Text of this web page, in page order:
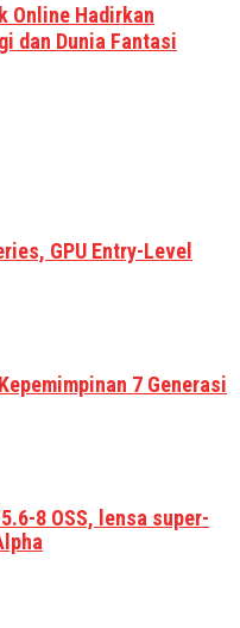
Online Hadirkan
dan Dunia Fantasi
GPU Entry-Level
7 Generasi
8 OSS, lensa super-